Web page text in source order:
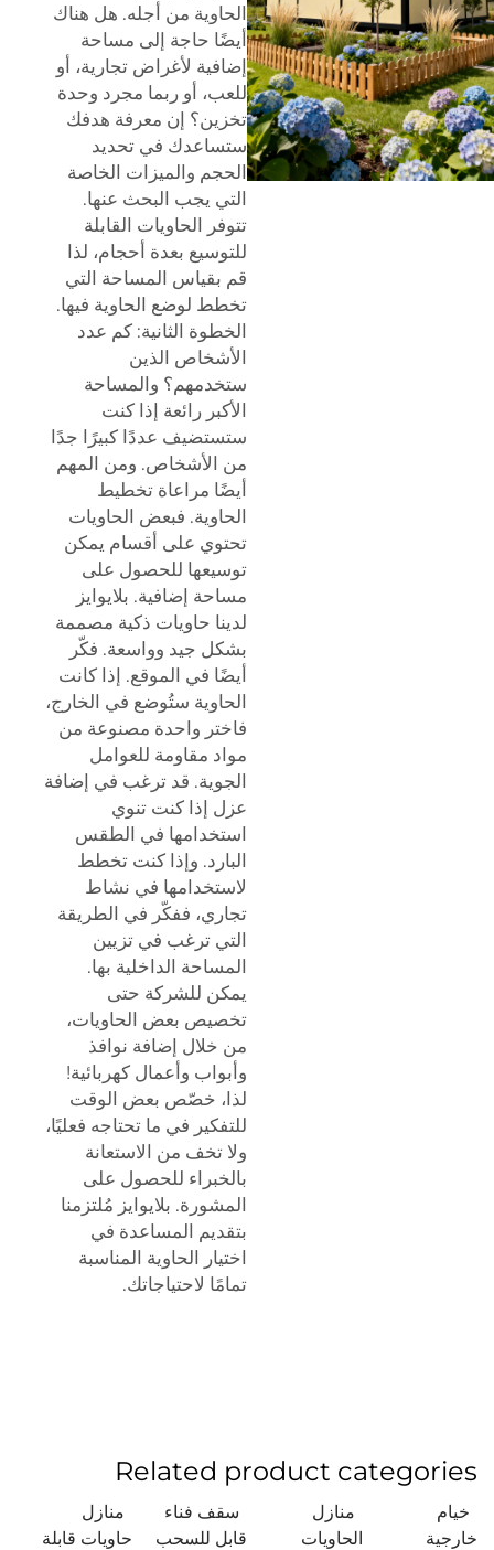
الحاوية من أجله. هل هناك
أيضًا حاجة إلى مساحة
إضافية لأغراض تجارية، أو
للعب، أو ربما مجرد وحدة
تخزين؟ إن معرفة هدفك
ستساعدك في تحديد
الحجم والميزات الخاصة
التي يجب البحث عنها.
تتوفر الحاويات القابلة
للتوسيع بعدة أحجام، لذا
قم بقياس المساحة التي
تخطط لوضع الحاوية فيها.
الخطوة الثانية: كم عدد
الأشخاص الذين
ستخدمهم؟ والمساحة
الأكبر رائعة إذا كنت
ستستضيف عددًا كبيرًا جدًا
من الأشخاص. ومن المهم
أيضًا مراعاة تخطيط
الحاوية. فبعض الحاويات
تحتوي على أقسام يمكن
توسيعها للحصول على
مساحة إضافية. بلايوايز
لدينا حاويات ذكية مصممة
بشكل جيد وواسعة. فكّر
أيضًا في الموقع. إذا كانت
الحاوية ستُوضع في الخارج،
فاختر واحدة مصنوعة من
مواد مقاومة للعوامل
الجوية. قد ترغب في إضافة
عزل إذا كنت تنوي
استخدامها في الطقس
البارد. وإذا كنت تخطط
لاستخدامها في نشاط
تجاري، ففكّر في الطريقة
التي ترغب في تزيين
المساحة الداخلية بها.
يمكن للشركة حتى
تخصيص بعض الحاويات،
من خلال إضافة نوافذ
وأبواب وأعمال كهربائية!
لذا، خصّص بعض الوقت
للتفكير في ما تحتاجه فعليًا،
ولا تخف من الاستعانة
بالخبراء للحصول على
المشورة. بلايوايز مُلتزمنا
بتقديم المساعدة في
اختيار الحاوية المناسبة
تمامًا لاحتياجاتك.
Related product categories
خيام
خارجية
منازل
الحاويات
سقف فناء
قابل للسحب
منازل
حاويات قابلة